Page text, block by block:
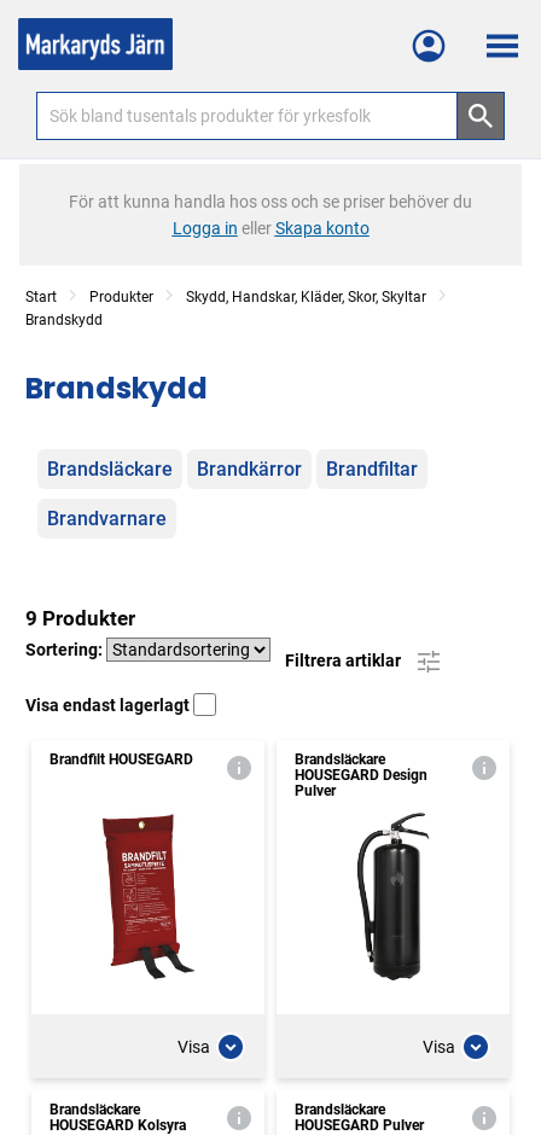
Meny
För att kunna handla hos oss och se priser behöver du
Logga in ellerSkapa konto
Start Produkter
Skydd, Handskar, Kläder, Skor, Skyltar
Brandskydd
Brandskydd
Kategorier
Brandsläckare Brandkärror Brandfiltar
Brandvarnare
9 Produkter
Sortering:
Filtrera artiklar
Visa endast lagerlagt
Brandfilt HOUSEGARD
Visa
Brandsläckare
HOUSEGARD Design
Pulver
Visa
Brandsläckare
HOUSEGARD Kolsyra
Brandsläckare
HOUSEGARD Pulver